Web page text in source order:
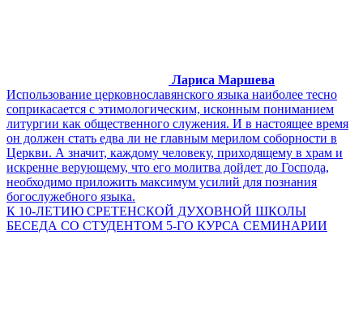
Лариса Маршева
Использование церковнославянского языка наиболее тесно
соприкасается с этимологическим, исконным пониманием
литургии как общественного служения. И в настоящее время
он должен стать едва ли не главным мерилом соборности в
Церкви. А значит, каждому человеку, приходящему в храм и
искренне верующему, что его молитва дойдет до Господа,
необходимо приложить максимум усилий для познания
богослужебного языка.
К 10-ЛЕТИЮ СРЕТЕНСКОЙ ДУХОВНОЙ ШКОЛЫ
БЕСЕДА СО СТУДЕНТОМ 5-ГО КУРСА СЕМИНАРИИ